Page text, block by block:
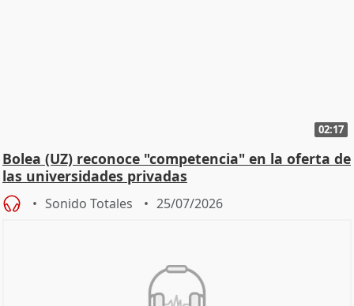
02:17
Bolea (UZ) reconoce "competencia" en la oferta de
las universidades privadas
Sonido Totales 25/07/2026